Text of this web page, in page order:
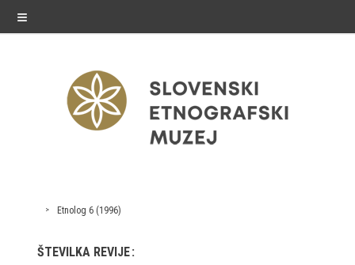
≡
razstave
Stalne razstave
Etnolog 6 (1996)
ŠTEVILKA REVIJE